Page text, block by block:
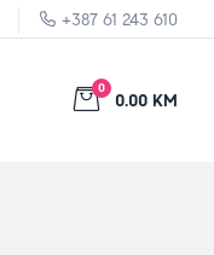
+387 61 243 610
0
0.00 KM